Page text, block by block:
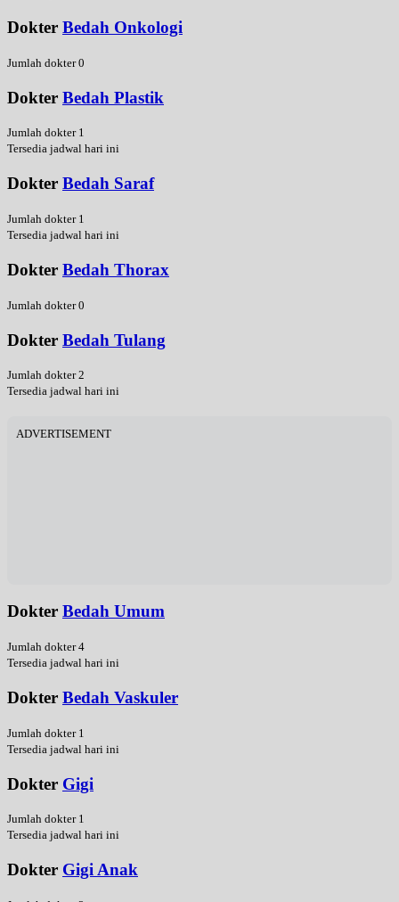
Dokter Bedah Onkologi
Jumlah dokter 0
Dokter Bedah Plastik
Jumlah dokter 1
Tersedia jadwal hari ini
Dokter Bedah Saraf
Jumlah dokter 1
Tersedia jadwal hari ini
Dokter Bedah Thorax
Jumlah dokter 0
Dokter Bedah Tulang
Jumlah dokter 2
Tersedia jadwal hari ini
ADVERTISEMENT
Dokter Bedah Umum
Jumlah dokter 4
Tersedia jadwal hari ini
Dokter Bedah Vaskuler
Jumlah dokter 1
Tersedia jadwal hari ini
Dokter Gigi
Jumlah dokter 1
Tersedia jadwal hari ini
Dokter Gigi Anak